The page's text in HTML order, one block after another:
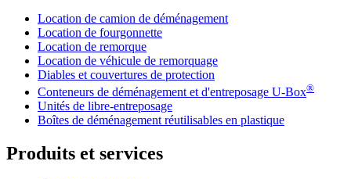
Location de camion de déménagement
Location de fourgonnette
Location de remorque
Location de véhicule de remorquage
Diables et couvertures de protection
Conteneurs de déménagement et d'entreposage U-Box®
Unités de libre-entreposage
Boîtes de déménagement réutilisables en plastique
Produits et services